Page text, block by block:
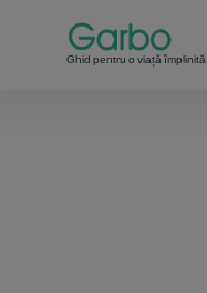
Ghid pentru o viață împlinită